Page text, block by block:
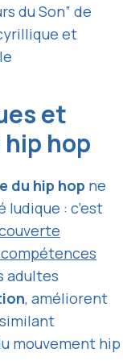
du Son” de
et
et
hop
du hip hop ne
ludique : c’est
adultes
, améliorent
mouvement hip